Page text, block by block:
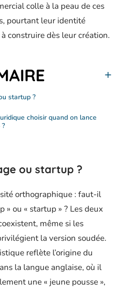
colle à la peau de ces
pourtant leur identité
construire dès leur création.
startup ?
choisir quand on lance
ou startup ?
orthographique : faut-il
» ou « startup » ? Les deux
même si les
la version soudée.
reflète l’origine du
la langue anglaise, où il
une « jeune pousse »,